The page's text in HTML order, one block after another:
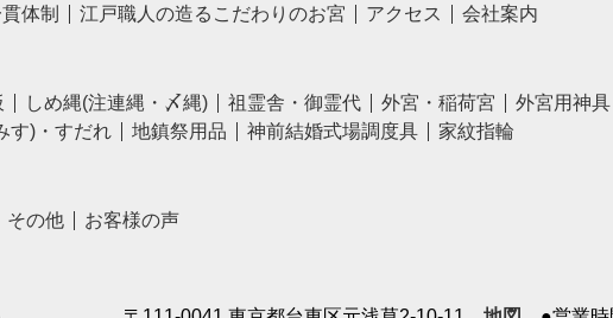
体制
江戸職人の造るこだわりのお宮 アクセス 会社案内
しめ縄(注連縄・〆縄) 祖霊舎・御霊代 外宮・稲荷宮 外宮用神具
す)・すだれ 地鎮祭用品 神前結婚式場調度具 家紋指輪
その他 お客様の声